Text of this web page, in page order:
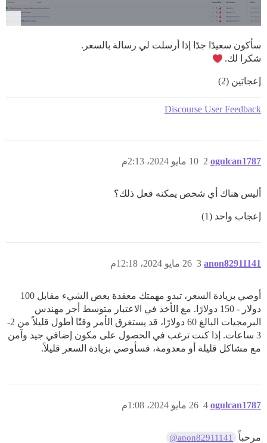
سأكون سعيدًا جدًا إذا أرسلت لي رسالة بالسعر.
شكرا لك.
إعجابَين (2)
Discourse User Feedback
ogulcan1787 10 مايو 2024، 2:13م 2
أليس هناك أي شخص يمكنه فعل ذلك؟
إعجاب واحد (1)
anon82911141 26 مايو 2024، 12:18م 3
أوصي بزيادة السعر، تبدو مهمتك معقدة بعض الشيء مقابل 100
دولار - 150 دولارًا. مع الأخذ في الاعتبار متوسط أجر مهندس
البرمجيات البالغ 60 دولارًا، قد يستغرق الأمر وقتًا أطول قليلاً من 2-
3 ساعات. إذا كنت ترغب في الحصول على مكون إضافي جيد وآمن
مع مشاكل قليلة أو معدومة، فسأوصي بزيادة السعر قليلاً.
ogulcan1787 26 مايو 2024، 1:08م 4
مرحباً @anon82911141